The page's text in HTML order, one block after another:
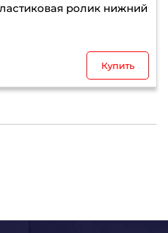
ролик нижний
Купить